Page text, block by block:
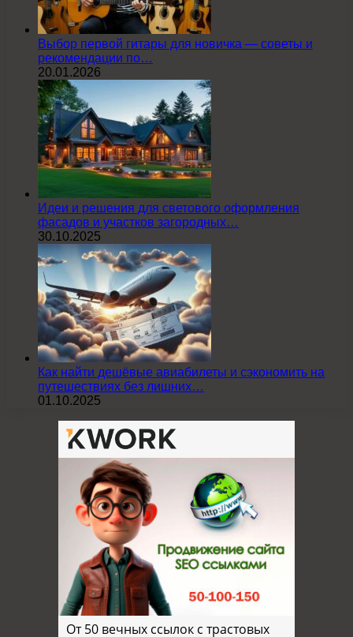
Выбор первой гитары для новичка — советы и
рекомендации по…
20.01.2026
Идеи и решения для светового оформления
фасадов и участков загородных…
30.10.2025
Как найти дешёвые авиабилеты и сэкономить на
путешествиях без лишних…
01.10.2025